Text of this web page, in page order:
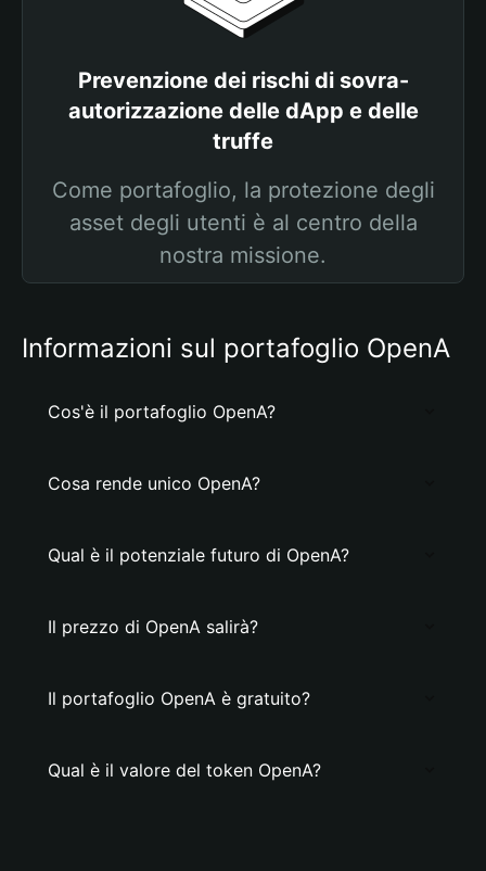
Prevenzione dei rischi di sovra-
autorizzazione delle dApp e delle
truffe
Come portafoglio, la protezione degli
asset degli utenti è al centro della
nostra missione.
Informazioni sul portafoglio OpenA
Cos'è il portafoglio OpenA?
Cosa rende unico OpenA?
Qual è il potenziale futuro di OpenA?
Il prezzo di OpenA salirà?
Il portafoglio OpenA è gratuito?
Qual è il valore del token OpenA?